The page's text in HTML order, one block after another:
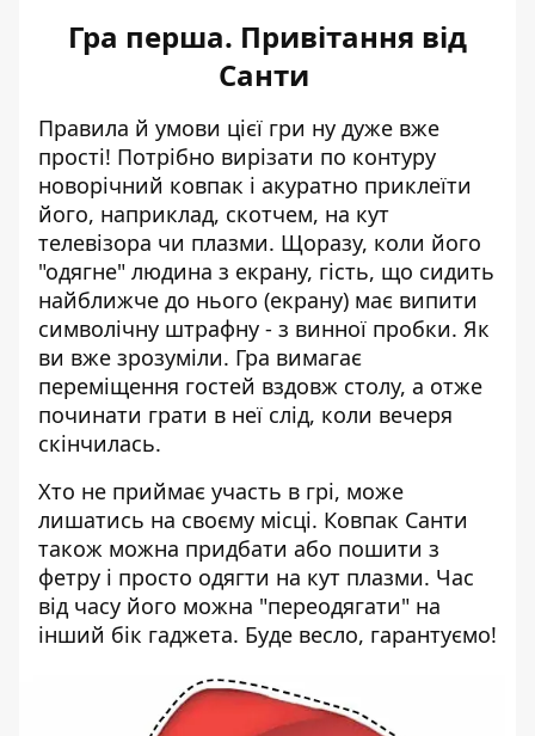
Гра перша. Привітання від
Санти
Правила й умови цієї гри ну дуже вже
прості! Потрібно вирізати по контуру
новорічний ковпак і акуратно приклеїти
його, наприклад, скотчем, на кут
телевізора чи плазми. Щоразу, коли його
"одягне" людина з екрану, гість, що сидить
найближче до нього (екрану) має випити
символічну штрафну - з винної пробки. Як
ви вже зрозуміли. Гра вимагає
переміщення гостей вздовж столу, а отже
починати грати в неї слід, коли вечеря
скінчилась.
Хто не приймає участь в грі, може
лишатись на своєму місці. Ковпак Санти
також можна придбати або пошити з
фетру і просто одягти на кут плазми. Час
від часу його можна "переодягати" на
інший бік гаджета. Буде весло, гарантуємо!